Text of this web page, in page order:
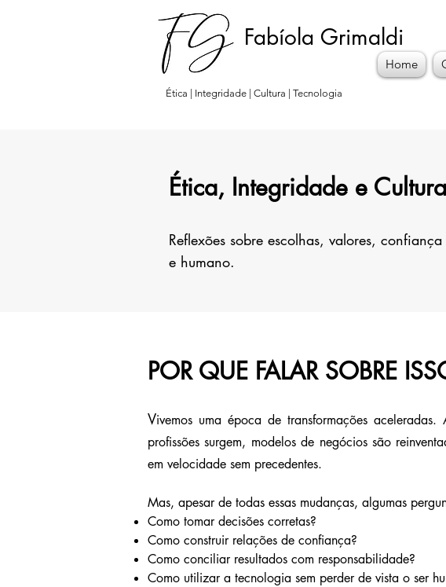
Fabíola Grimaldi
Ética | Integridade | Cultura | Tecnologia
Home
Ética, Integridade e Cultura
Reflexões sobre escolhas, valores,
e humano.
POR QUE FALAR SOBRE
Vivemos uma época de transformações
profissões surgem, modelos de negócios são
em velocidade sem precedentes.
Mas, apesar de todas essas mudanças, algumas
Como tomar decisões corretas?
Como construir relações de confiança?
Como conciliar resultados com responsabilidade?
Como utilizar a tecnologia sem perder de vista o ser